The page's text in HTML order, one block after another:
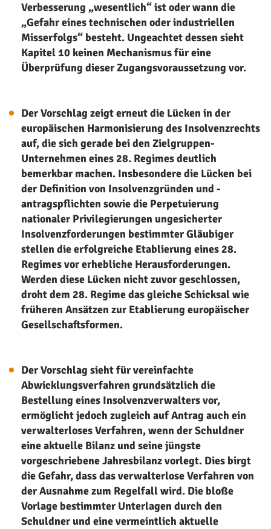
Verbesserung „wesentlich“ ist oder wann die
„Gefahr eines technischen oder industriellen
Misserfolgs“ besteht. Ungeachtet dessen sieht
Kapitel 10 keinen Mechanismus für eine
Überprüfung dieser Zugangsvoraussetzung vor.
Der Vorschlag zeigt erneut die Lücken in der
europäischen Harmonisierung des Insolvenzrechts
auf, die sich gerade bei den Zielgruppen-
Unternehmen eines 28. Regimes deutlich
bemerkbar machen. Insbesondere die Lücken bei
der Definition von Insolvenzgründen und -
antragspflichten sowie die Perpetuierung
nationaler Privilegierungen ungesicherter
Insolvenzforderungen bestimmter Gläubiger
stellen die erfolgreiche Etablierung eines 28.
Regimes vor erhebliche Herausforderungen.
Werden diese Lücken nicht zuvor geschlossen,
droht dem 28. Regime das gleiche Schicksal wie
früheren Ansätzen zur Etablierung europäischer
Gesellschaftsformen.
Der Vorschlag sieht für vereinfachte
Abwicklungsverfahren grundsätzlich die
Bestellung eines Insolvenzverwalters vor,
ermöglicht jedoch zugleich auf Antrag auch ein
verwalterloses Verfahren, wenn der Schuldner
eine aktuelle Bilanz und seine jüngste
vorgeschriebene Jahresbilanz vorlegt. Dies birgt
die Gefahr, dass das verwalterlose Verfahren von
der Ausnahme zum Regelfall wird. Die bloße
Vorlage bestimmter Unterlagen durch den
Schuldner und eine vermeintlich aktuelle